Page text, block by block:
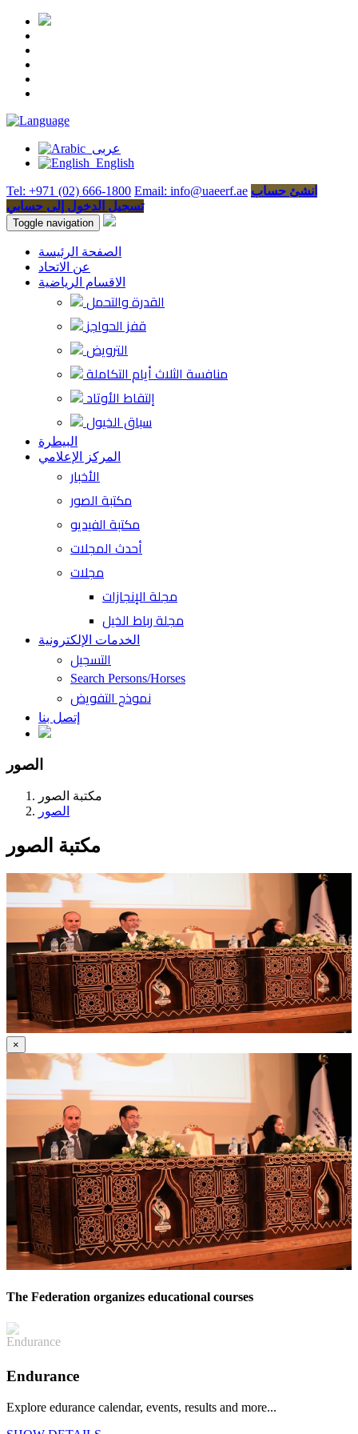
عربى
English
Tel: +971 (02) 666-1800 Email: info@uaeerf.ae انشئ حساب
تسجيل الدخول إلى حسابي
Toggle navigation
الصفحة الرئيسة
عن الاتحاد
الاقسام الرياضية
القدرة والتحمل
قفز الحواجز
الترويض
منافسة الثلاث أيام التكاملة
إلتقاط الأوتاد
سباق الخيول
البيطرة
المركز الإعلامي
الأخبار
مكتبة الصور
مكتبة الفيديو
أحدث المجلات
مجلات
مجلة الإنجازات
مجلة رباط الخيل
الخدمات الإلكترونية
التسجيل
Search Persons/Horses
نموذج التفويض
إتصل بنا
الصور
مكتبة الصور
الصور
مكتبة الصور
×
The Federation organizes educational courses
Endurance
Explore edurance calendar, events, results and more...